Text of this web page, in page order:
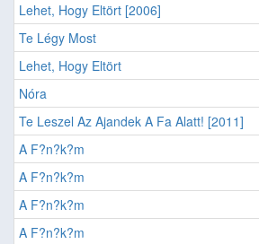
Lehet, Hogy Eltört [2006]
Te Légy Most
Lehet, Hogy Eltört
Nóra
Te Leszel Az Ajandek A Fa Alatt! [2011]
A F?n?k?m
A F?n?k?m
A F?n?k?m
A F?n?k?m